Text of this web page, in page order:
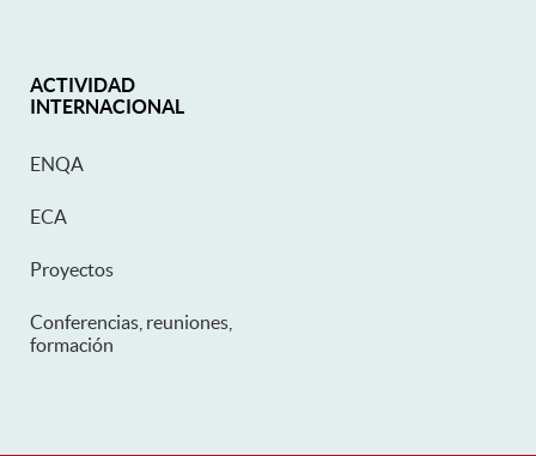
ACTIVIDAD
INTERNACIONAL
ENQA
ECA
Proyectos
Conferencias, reuniones,
formación